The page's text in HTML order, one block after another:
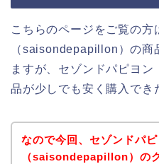
こちらのページをご覧の方
（saisondepapillon）の商
ますが、セゾンドパピヨ
品が少しでも安く購入でき
なので今回、セゾンドパ
（saisondepapillon）の